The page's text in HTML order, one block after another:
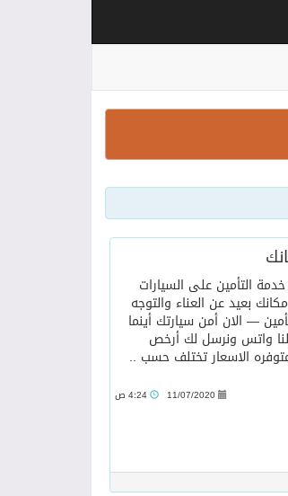
التأمين على السيارات
بعيد عن العناء والتوجه
— الان أمن سيارتك أينما
واتس ونرسل لك أرخص
الاسعار تختلف حسب ..
11/07/2020